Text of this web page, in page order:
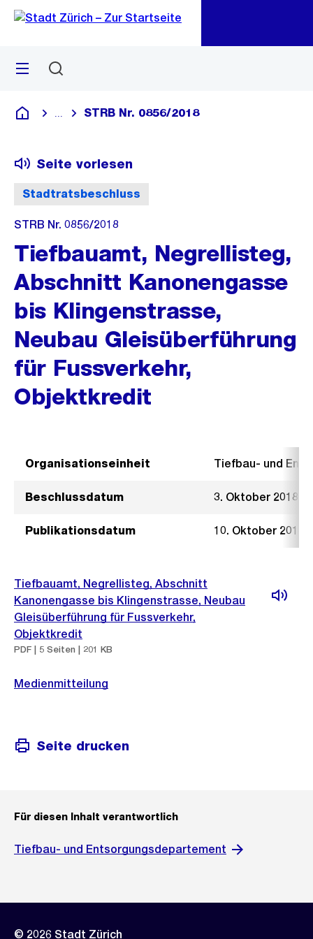
Navigation
Sprunglink
Menü
Deutsch
Blende alle Breadcrumbs ein
STRB Nr. 0856/2018
Stadtratsbeschluss
Seite vorlesen
STRB Nr. 0856/2018
Tiefbauamt, Negrellisteg,
Abschnitt Kanonengasse
bis Klingenstrasse,
Neubau Gleisüberführung
für Fussverkehr,
Objektkredit
Organisationseinheit Tiefbau- und
Beschlussdatum 3. Oktober 2018
Publikationsdatum 10. Oktober 2018
Tiefbauamt, Negrellisteg, Abschnitt
Kanonengasse bis Klingenstrasse, Neubau
Gleisüberführung für Fussverkehr,
Objektkredit
PDF | 5 Seiten | 201 KB
Medienmitteilung
Seite drucken
Für diesen Inhalt verantwortlich
Tiefbau- und Entsorgungsdepartement
© 2026 Stadt Zürich